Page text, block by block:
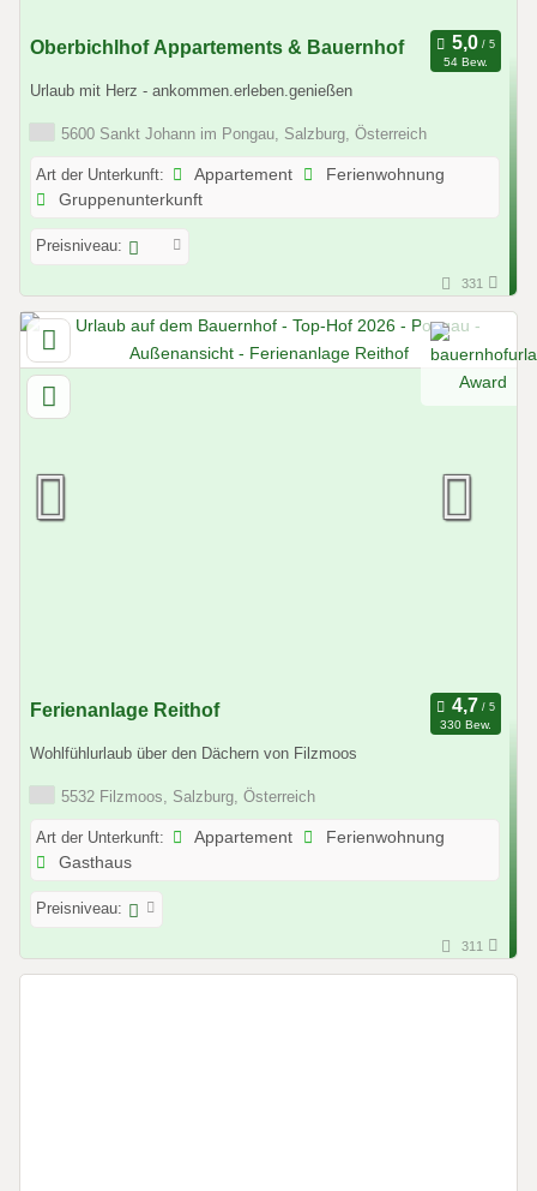
Oberbichlhof Appartements & Bauernhof
54 Bew.
Urlaub mit Herz - ankommen.erleben.genießen
5600 Sankt Johann im Pongau, Salzburg, Österreich
Art der Unterkunft: Appartement
Ferienwohnung
Gruppenunterkunft
Preisniveau:
331
Ferienanlage Reithof
330 Bew.
Wohlfühlurlaub über den Dächern von Filzmoos
5532 Filzmoos, Salzburg, Österreich
Art der Unterkunft: Appartement
Ferienwohnung
Gasthaus
Preisniveau:
311